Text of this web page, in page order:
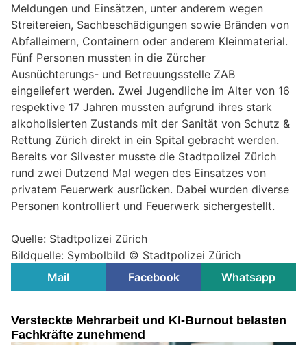
Meldungen und Einsätzen, unter anderem wegen
Streitereien, Sachbeschädigungen sowie Bränden von
Abfalleimern, Containern oder anderem Kleinmaterial.
Fünf Personen mussten in die Zürcher
Ausnüchterungs- und Betreuungsstelle ZAB
eingeliefert werden. Zwei Jugendliche im Alter von 16
respektive 17 Jahren mussten aufgrund ihres stark
alkoholisierten Zustands mit der Sanität von Schutz &
Rettung Zürich direkt in ein Spital gebracht werden.
Bereits vor Silvester musste die Stadtpolizei Zürich
rund zwei Dutzend Mal wegen des Einsatzes von
privatem Feuerwerk ausrücken. Dabei wurden diverse
Personen kontrolliert und Feuerwerk sichergestellt.
Quelle: Stadtpolizei Zürich
Bildquelle: Symbolbild © Stadtpolizei Zürich
Mail
Facebook Whatsapp
Versteckte Mehrarbeit und KI-Burnout belasten
Fachkräfte zunehmend